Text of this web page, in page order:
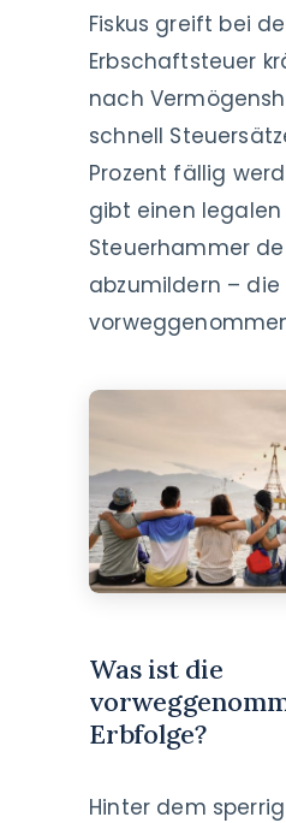
Fiskus greift bei
Erbschaftsteuer
nach
schnell
Prozent fällig
gibt einen legalen
Steuerhammer
abzumildern – die
Was ist die
Erbfolge?
Hinter dem